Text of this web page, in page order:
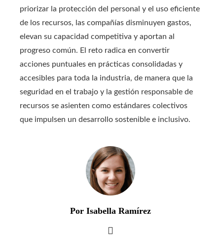
priorizar la protección del personal y el uso eficiente
de los recursos, las compañías disminuyen gastos,
elevan su capacidad competitiva y aportan al
progreso común. El reto radica en convertir
acciones puntuales en prácticas consolidadas y
accesibles para toda la industria, de manera que la
seguridad en el trabajo y la gestión responsable de
recursos se asienten como estándares colectivos
que impulsen un desarrollo sostenible e inclusivo.
Por Isabella Ramírez